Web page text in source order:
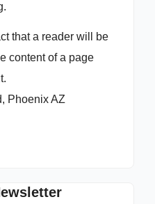
that a reader will be
content of a page
Phoenix AZ